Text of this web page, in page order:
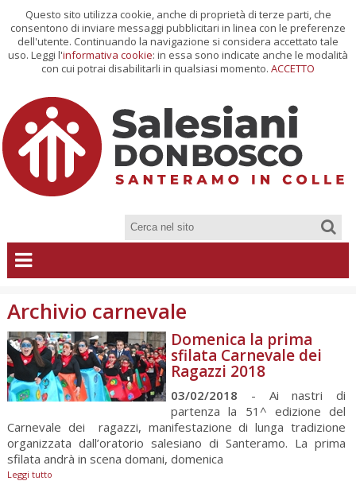
Questo sito utilizza cookie, anche di proprietà di terze parti, che
consentono di inviare messaggi pubblicitari in linea con le preferenze
dell'utente. Continuando la navigazione si considera accettato tale
uso. Leggi l'informativa cookie: in essa sono indicate anche le modalità
con cui potrai disabilitarli in qualsiasi momento. ACCETTO
Archivio carnevale
Domenica la prima
sfilata Carnevale dei
Ragazzi 2018
03/02/2018 - Ai nastri di
partenza la 51^ edizione del
Carnevale dei ragazzi, manifestazione di lunga tradizione
organizzata dall’oratorio salesiano di Santeramo. La prima
sfilata andrà in scena domani, domenica
Leggi tutto